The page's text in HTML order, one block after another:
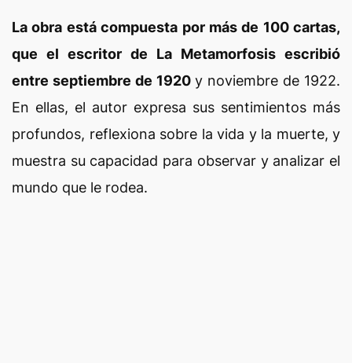
La obra está compuesta por más de 100 cartas,
que el escritor de La Metamorfosis escribió
entre septiembre de 1920y noviembre de 1922.
En ellas, el autor expresa sus sentimientos más
profundos, reflexiona sobre la vida y la muerte, y
muestra su capacidad para observar y analizar el
mundo que le rodea.